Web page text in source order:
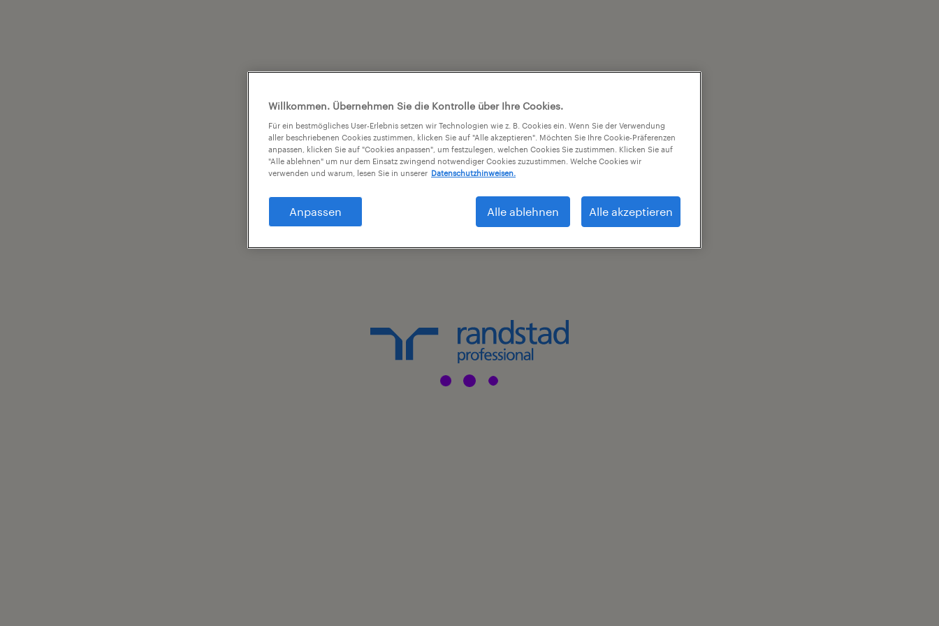
Willkommen. Übernehmen Sie die Kontrolle über Ihre Cookies.
Für ein bestmögliches User-Erlebnis setzen wir Technologien wie z. B. Cookies ein. Wenn Sie der Verwendung
aller beschriebenen Cookies zustimmen, klicken Sie auf "Alle akzeptieren". Möchten Sie Ihre Cookie-Präferenzen
anpassen, klicken Sie auf "Cookies anpassen", um festzulegen, welchen Cookies Sie zustimmen. Klicken Sie auf
"Alle ablehnen" um nur dem Einsatz zwingend notwendiger Cookies zuzustimmen. Welche Cookies wir
verwenden und warum, lesen Sie in unserer Datenschutzhinweisen.
Anpassen Alle ablehnen Alle akzeptieren